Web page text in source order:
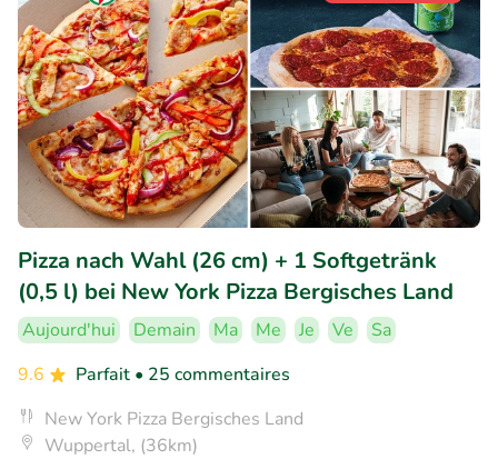
Pizza nach Wahl (26 cm) + 1 Softgetränk
(0,5 l) bei New York Pizza Bergisches Land
Aujourd'hui Demain Ma Me Je Ve
Sa
9.6
Parfait • 25 commentaires
New York Pizza Bergisches Land
Wuppertal, (36km)